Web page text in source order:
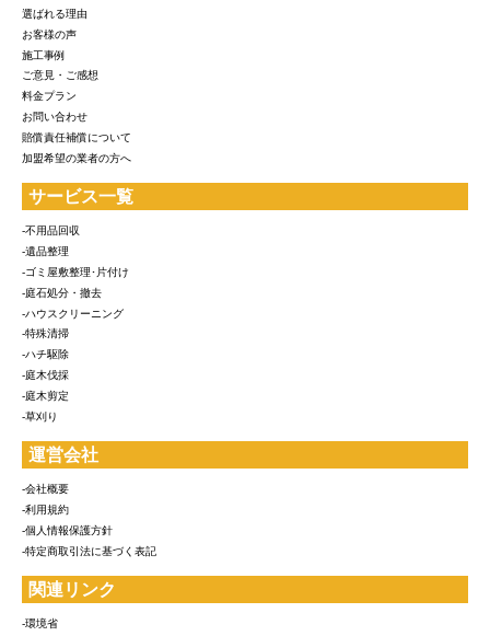
選ばれる理由
お客様の声
施工事例
ご意見・ご感想
料金プラン
お問い合わせ
賠償責任補償について
加盟希望の業者の方へ
サービス一覧
-不用品回収
-遺品整理
-ゴミ屋敷整理･片付け
-庭石処分・撤去
-ハウスクリーニング
-特殊清掃
-ハチ駆除
-庭木伐採
-庭木剪定
-草刈り
運営会社
-会社概要
-利用規約
-個人情報保護方針
-特定商取引法に基づく表記
関連リンク
-環境省